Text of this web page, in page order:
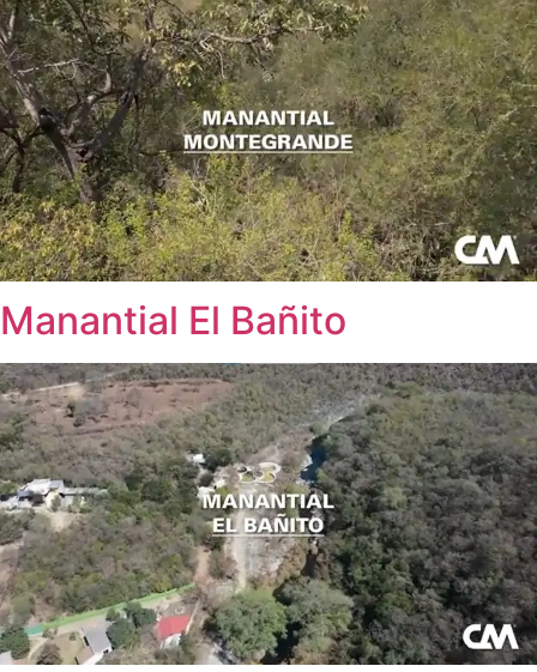
Manantial El Bañito